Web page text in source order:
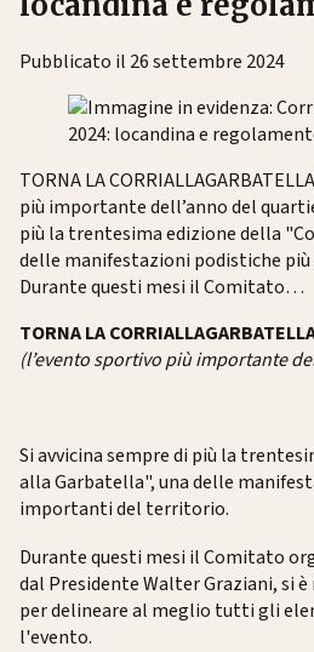
Pubblicato il 26 settembre 2024
TORNA LA
più importante dell’anno del
più la trentesima edizione della
delle manifestazioni podistiche
Durante questi mesi il Comitato…
TORNA LA
(l’evento sportivo più importante
Si avvicina sempre di più la
alla Garbatella", una delle
importanti del territorio.
Durante questi mesi il Comitato
dal Presidente Walter Graziani, si
per delineare al meglio tutti gli
l'evento.